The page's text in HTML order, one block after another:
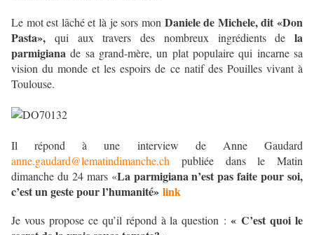
Le mot est lâché et là je sors mon Daniele de Michele, dit «Don
Pasta», qui aux travers des nombreux ingrédients de la
parmigiana de sa grand-mère, un plat populaire qui incarne sa
vision du monde et les espoirs de ce natif des Pouilles vivant à
Toulouse.
Il répond à une interview de Anne Gaudard
anne.gaudard@lematindimanche.ch publiée dans le Matin
dimanche du 24 mars «La parmigiana n’est pas faite pour soi,
c’est un geste pour l’humanité» link
Je vous propose ce qu’il répond à la question :« C’est quoi le